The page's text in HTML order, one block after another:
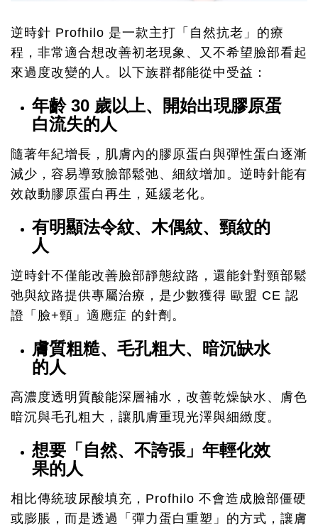
逆時針 Profhilo 是一款主打「自然抗老」的療
程，非常適合想改善初老現象、又不希望臉部看起
來過度改變的人。以下族群都能從中受益：
年齡 30 歲以上、開始出現膠原蛋
白流失的人
隨著年紀增長，肌膚內的膠原蛋白與彈性蛋白逐漸
減少，容易導致臉部鬆弛、細紋增加。逆時針能有
效啟動膠原蛋白再生，延緩老化。
有明顯法令紋、木偶紋、頸紋的
人
逆時針不僅能改善臉部靜態紋路，還能針對頸部鬆
弛與紋路提供專屬治療，是少數獲得 歐盟 CE 認
證「臉+頸」適應症 的針劑。
膚質粗糙、毛孔粗大、暗沉缺水
的人
高濃度透明質酸能深層補水，改善乾燥缺水、膚色
暗沉與毛孔粗大，讓肌膚重現光澤與細緻度。
想要「自然、不誇張」年輕化效
果的人
相比傳統玻尿酸填充，Profhilo 不會造成臉部僵硬
或膨脹，而是透過「彈力蛋白重塑」的方式，讓膚